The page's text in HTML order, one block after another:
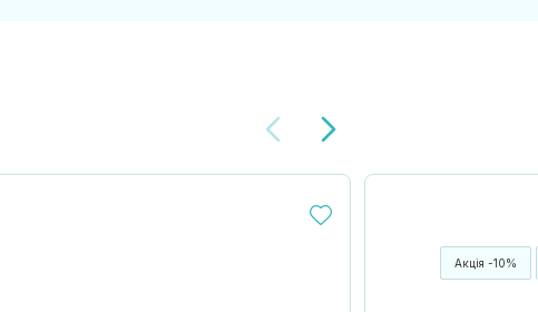
Акція -10%